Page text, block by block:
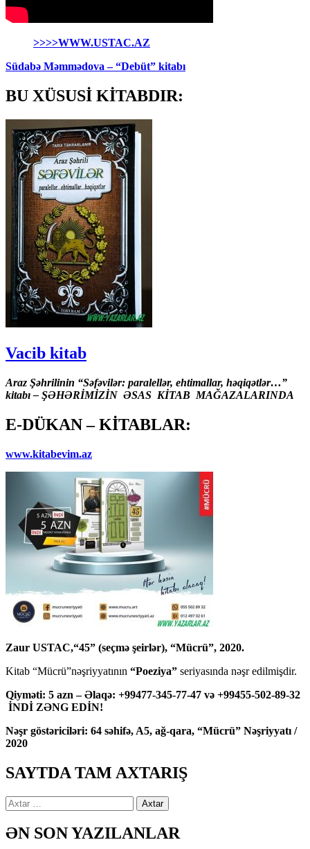
>>>>WWW.USTAC.AZ
Südabə Məmmədova – “Debüt” kitabı
BU XÜSUSİ KİTABDIR:
Vacib kitab
Araz Şəhrilinin “Səfəvilər: paralellər, ehtimallar, həqiqətlər…”
kitabı – ŞƏHƏRİMİZİN ƏSAS KİTAB MAĞAZALARINDA
E-DÜKAN – KİTABLAR:
www.kitabevim.az
Zaur USTAC,“45” (seçmə şeirlər), “Mücrü”, 2020.
Kitab “Mücrü”nəşriyyatının “Poeziya” seriyasında nəşr edilmişdir.
Qiyməti: 5 azn – Əlaqə: +99477-345-77-47 və +99455-502-89-32
İNDİ ZƏNG EDİN!
Nəşr göstəriciləri: 64 səhifə, A5, ağ-qara, “Mücrü” Nəşriyyatı /
2020
SAYTDA TAM AXTARIŞ
Axtarış:
ƏN SON YAZILANLAR